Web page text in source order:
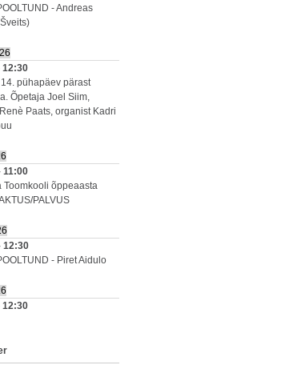
- Andreas
12:30
14. pühapäev pärast
Õpetaja Joel Siim,
Paats, organist Kadri
11:00
Toomkooli õppeaasta
PALVUS
12:30
- Piret Aidulo
12:30